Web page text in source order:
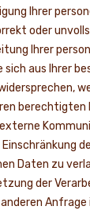
Ihrer
oder
Ihrer
sich aus Ihrer
berechtigten
Daten zu
der
Anfrage